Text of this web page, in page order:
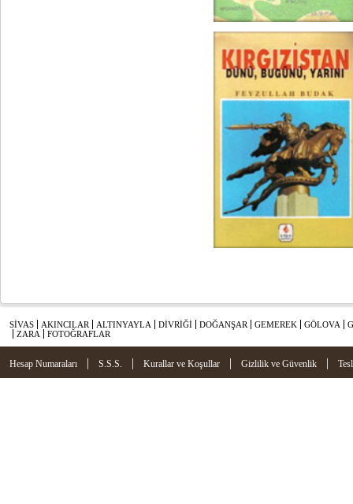
SİVAS AKINCILAR ALTINYAYLA DİVRİĞİ DOĞANŞAR GEMEREK GÖLOVA
ZARA
FOTOĞRAFLAR
Hesap Numaraları | S.S.S. | Kurallar ve Koşullar | Gizlilik ve Güvenlik |